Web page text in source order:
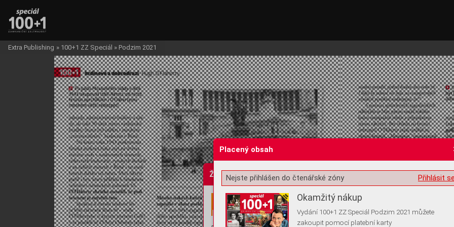
Žádost o souhlas s ukládáním volitelných informací
Extra Publishing » 100+1 ZZ Speciál » Podzim 2021
Placený obsah
Přihlásit
Nejste přihlášen do čtenářské zóny
Okamžitý nákup
Vydání 100+1 ZZ Speciál Podzim 2021 můžete
zakoupit pomocí platební karty